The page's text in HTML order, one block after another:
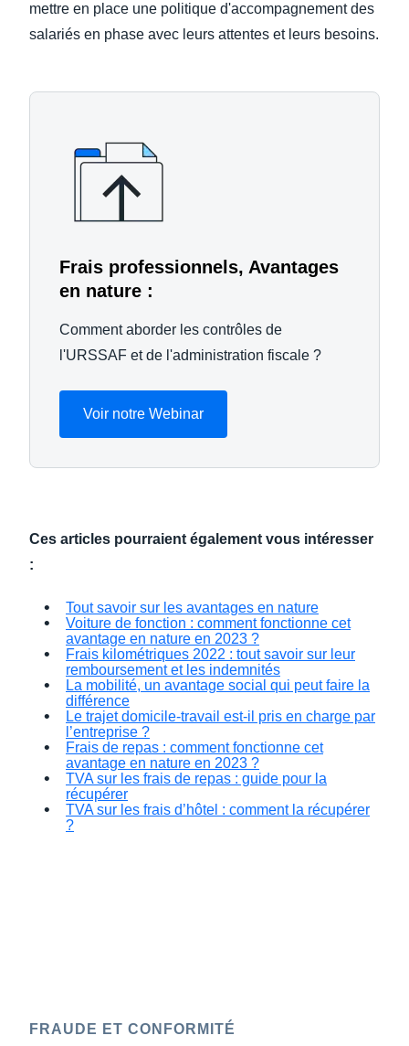
mettre en place une politique d'accompagnement des
salariés en phase avec leurs attentes et leurs besoins.
Frais professionnels, Avantages
en nature :
Comment aborder les contrôles de
l'URSSAF et de l'administration fiscale ?
Voir notre Webinar
Ces articles pourraient également vous intéresser
:
Tout savoir sur les avantages en nature
Voiture de fonction : comment fonctionne cet
avantage en nature en 2023 ?
Frais kilométriques 2022 : tout savoir sur leur
remboursement et les indemnités
La mobilité, un avantage social qui peut faire la
différence
Le trajet domicile-travail est-il pris en charge par
l’entreprise ?
Frais de repas : comment fonctionne cet
avantage en nature en 2023 ?
TVA sur les frais de repas : guide pour la
récupérer
TVA sur les frais d’hôtel : comment la récupérer
?
FRAUDE ET CONFORMITÉ